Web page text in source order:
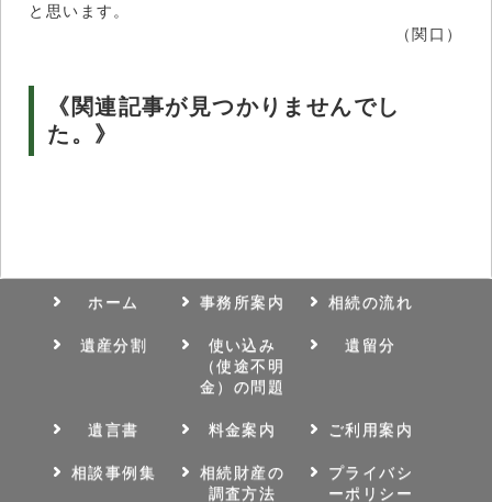
と思います。
（関口）
《関連記事が見つかりませんでし
た。》
ホーム 事務所案内 相続の流れ
遺産分割
使い込み
（使途不明
金）の問題
遺留分
遺言書 料金案内 ご利用案内
相談事例集
相続財産の
調査方法
プライバシ
ーポリシー